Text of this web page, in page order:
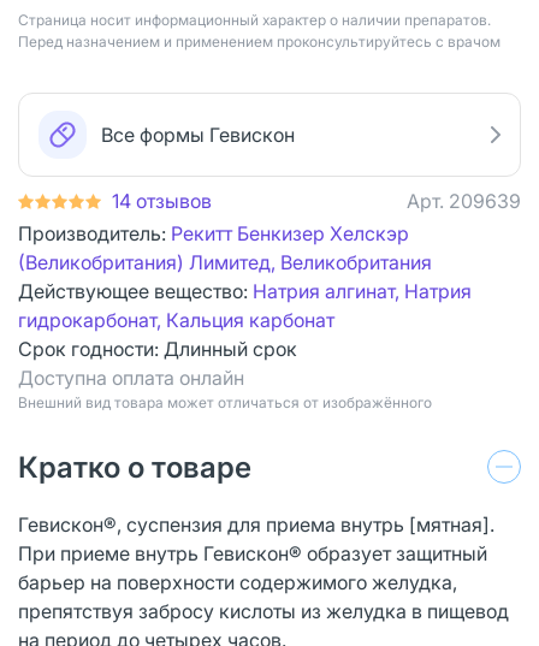
Страница носит информационный характер о наличии препаратов.
Перед назначением и применением проконсультируйтесь с врачом
Все формы Гевискон
14 отзывов Арт. 209639
Производитель: Рекитт Бенкизер Хелскэр
(Великобритания) Лимитед, Великобритания
Действующее вещество: Натрия алгинат, Натрия
гидрокарбонат, Кальция карбонат
Срок годности: Длинный срок
Доступна оплата онлайн
Bнешний вид товара может отличаться от изображённого
Кратко о товаре
Гевискон®, суспензия для приема внутрь [мятная].
При приеме внутрь Гевискон® образует защитный
барьер на поверхности содержимого желудка,
препятствуя забросу кислоты из желудка в пищевод
на период до четырех часов.